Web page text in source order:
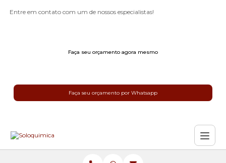
Entre em contato com um de nossos especialistas!
Faça seu orçamento agora mesmo
Faça seu orçamento por Whatsapp